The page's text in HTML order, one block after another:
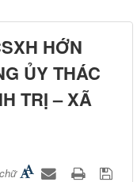
HỚN
ỦY THÁC
TRỊ – XÃ